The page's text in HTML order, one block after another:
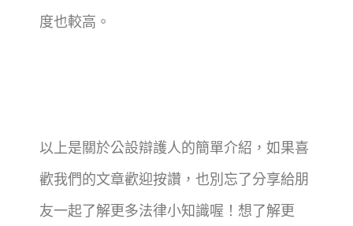
度也較高。
以上是關於公設辯護人的簡單介紹，如果喜
歡我們的文章歡迎按讚，也別忘了分享給朋
友一起了解更多法律小知識喔！想了解更